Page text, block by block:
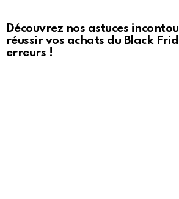
Découvrez nos astuces
réussir vos achats du Black
erreurs !